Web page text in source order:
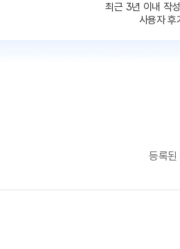
최근 3년 이내 작
사용자 후
등록